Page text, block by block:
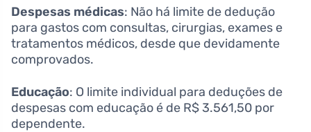
Despesas médicas: Não há limite de dedução
para gastos com consultas, cirurgias, exames e
tratamentos médicos, desde que devidamente
comprovados.
Educação: O limite individual para deduções de
despesas com educação é de R$ 3.561,50 por
dependente.